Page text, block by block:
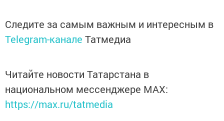
Следите за самым важным и интересным в
Telegram-канале Татмедиа
Читайте новости Татарстана в
национальном мессенджере MАХ:
https://max.ru/tatmedia